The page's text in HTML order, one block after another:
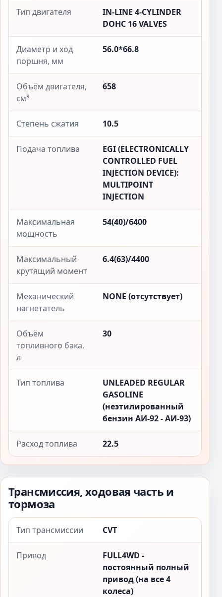
Тип двигателя
IN-LINE 4-CYLINDER
DOHC 16 VALVES
Диаметр и ход
поршня, мм
56.0*66.8
Объём двигателя,
см³
658
Степень сжатия 10.5
Подача топлива
EGI (ELECTRONICALLY
CONTROLLED FUEL
INJECTION DEVICE):
MULTIPOINT
INJECTION
Максимальная
мощность
54(40)/6400
Максимальный
крутящий момент
6.4(63)/4400
Механический
нагнетатель
NONE (отсутствует)
Объём
топливного бака,
л
30
Тип топлива
UNLEADED REGULAR
GASOLINE
(неэтилированный
бензин АИ-92 - АИ-93)
Расход топлива 22.5
Трансмиссия, ходовая часть и
тормоза
Тип трансмиссии CVT
Привод
FULL4WD -
постоянный полный
привод (на все 4
колеса)